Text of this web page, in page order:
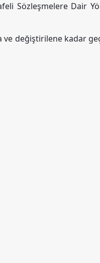
Sözleşmelere Dair
ve değiştirilene kadar